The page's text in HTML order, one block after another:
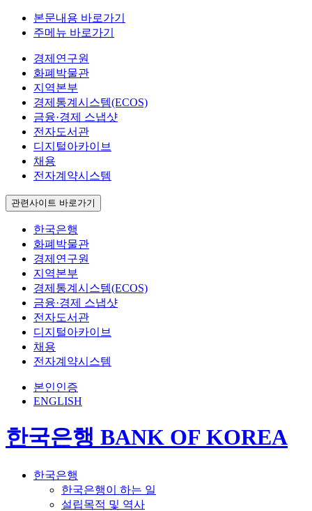
본문내용 바로가기
주메뉴 바로가기
경제연구원
화폐박물관
지역본부
경제통계시스템(ECOS)
금융·경제 스냅샷
전자도서관
디지털아카이브
채용
전자계약시스템
관련사이트 바로가기
한국은행
화폐박물관
경제연구원
지역본부
경제통계시스템(ECOS)
금융·경제 스냅샷
전자도서관
디지털아카이브
채용
전자계약시스템
본인인증
ENGLISH
한국은행 BANK OF KOREA
한국은행
한국은행이 하는 일
설립목적 및 역사